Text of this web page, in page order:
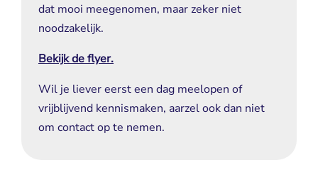
dat mooi meegenomen, maar zeker niet
noodzakelijk.
Bekijk de flyer.
Wil je liever eerst een dag meelopen of
vrijblijvend kennismaken, aarzel ook dan niet
om contact op te nemen.